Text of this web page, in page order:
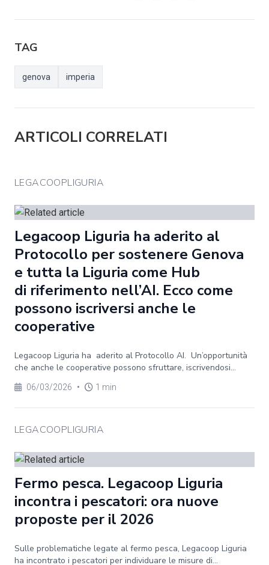
TAG
genova imperia
ARTICOLI CORRELATI
LEGACOOPLIGURIA
Legacoop Liguria ha aderito al
Protocollo per sostenere Genova
e tutta la Liguria come Hub
di riferimento nell’AI. Ecco come
possono iscriversi anche le
cooperative
Legacoop Liguria ha aderito al Protocollo AI. Un’opportunità
che anche le cooperative possono sfruttare, iscrivendosi...
06/03/2026 • 1 min
LEGACOOPLIGURIA
Fermo pesca. Legacoop Liguria
incontra i pescatori: ora nuove
proposte per il 2026
Sulle problematiche legate al fermo pesca, Legacoop Liguria
ha incontrato i pescatori per individuare le misure di...